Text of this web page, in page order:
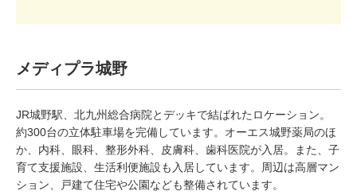
メディプラ城野
JR城野駅、北九州総合病院とデッキで結ばれたロケーション。
約300台の立体駐車場を完備しています。オーエス城野薬局のほ
か、内科、眼科、整形外科、皮膚科、歯科医院が入居。また、子
育て支援施設、生活利便施設も入居しています。周辺は高層マン
ション、戸建て住宅や公園なども整備されています。